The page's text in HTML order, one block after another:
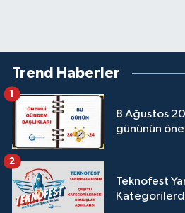
Trend Haberler
8 Ağustos
gününün
1
Teknofest
2